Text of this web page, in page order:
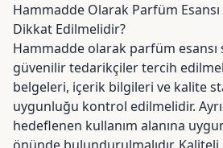
Hammadde Olarak Parfüm Esansı
Dikkat Edilmelidir?
Hammadde olarak parfüm esansı
güvenilir tedarikçiler tercih
belgeleri, içerik bilgileri ve kalite
uygunluğu kontrol edilmelidir.
hedeflenen kullanım alanına